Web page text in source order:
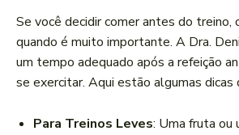
Se você decidir comer antes do treino,
quando é muito importante. A Dra.
um tempo adequado após a refeição
se exercitar. Aqui estão algumas dicas
Para Treinos Leves: Uma fruta ou